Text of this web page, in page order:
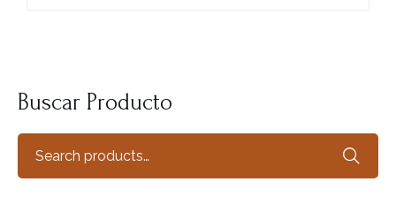
Buscar Producto